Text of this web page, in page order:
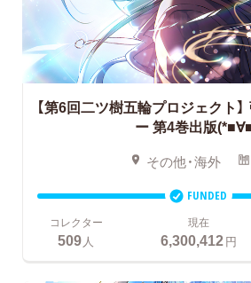
【第6回二ツ樹五輪プロジェクト】
ー 第4巻出版
その他・海外
FUNDED
コレクター
509 人
現在
6,300,412円